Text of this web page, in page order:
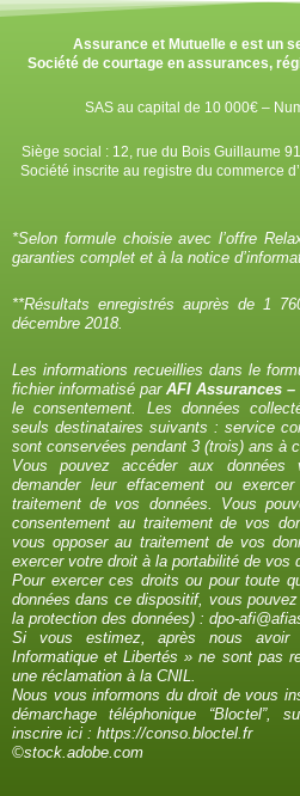
Assurance et Mutuelle e est un
Société de courtage en assurances,
SAS au capital de 10 000€ –
Siège social : 12, rue du Bois Guillaume
Société inscrite au registre du commerce
*Selon formule choisie avec l’offre
garanties complet et à la notice
**Résultats enregistrés auprès de 1
décembre 2018.
Les informations recueillies dans le
fichier informatisé parAFI Assurances –
le consentement. Les données
seuls destinataires suivants : service
sont conservées pendant 3 (trois) ans à
Vous pouvez accéder aux données
demander leur effacement ou
traitement de vos données. Vous
consentement au traitement de vos
vous opposer au traitement de vos
exercer votre droit à la portabilité de vos
Pour exercer ces droits ou pour toute
données dans ce dispositif, vous
la protection des données) : dpo-
Si vous estimez, après nous
Informatique et Libertés » ne sont pas
une réclamation à la CNIL.
Nous vous informons du droit de vous
démarchage téléphonique “Bloctel”,
inscrire ici : https://conso.bloctel.fr
©stock.adobe.com